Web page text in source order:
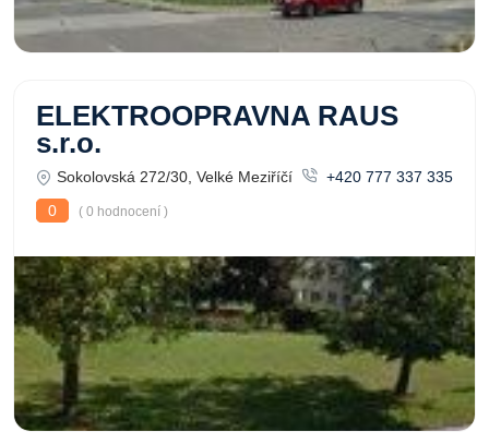
ELEKTROOPRAVNA RAUS
s.r.o.
Sokolovská 272/30, Velké Meziříčí
+420 777 337 335
0
( 0 hodnocení )